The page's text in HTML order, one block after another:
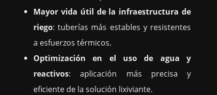
Mayor vida útil de la infraestructura de
riego: tuberías más estables y resistentes
a esfuerzos térmicos.
Optimización en el uso de agua y
reactivos: aplicación más precisa y
eficiente de la solución lixiviante.